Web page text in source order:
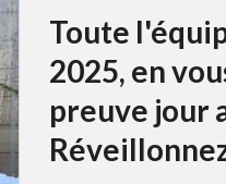
Toute
2025, en
preuve jour